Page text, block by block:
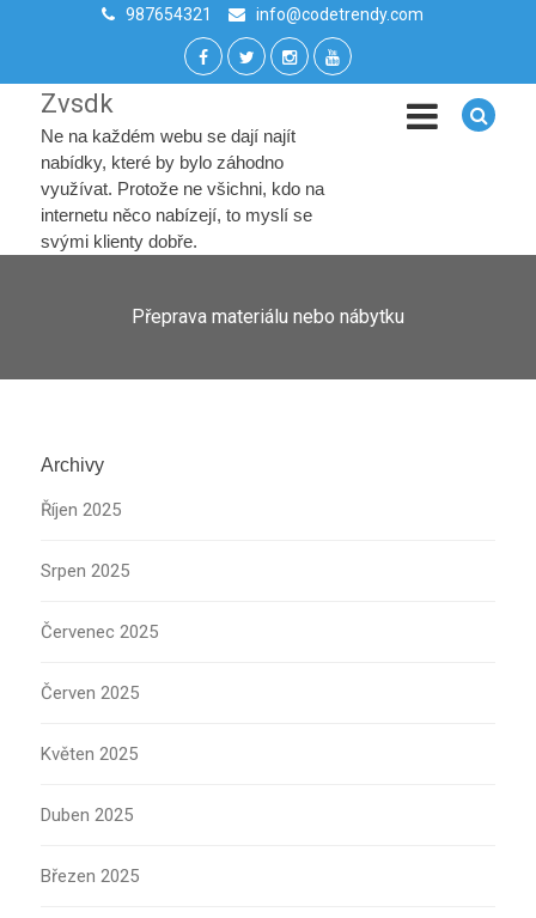
987654321 info@codetrendy.com
Zvsdk
Ne na každém webu se dají najít
nabídky, které by bylo záhodno
využívat. Protože ne všichni, kdo na
internetu něco nabízejí, to myslí se
svými klienty dobře.
Přeprava materiálu nebo nábytku
Archivy
Říjen 2025
Srpen 2025
Červenec 2025
Červen 2025
Květen 2025
Duben 2025
Březen 2025